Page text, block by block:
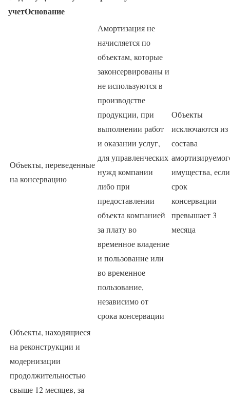
учетОснование
Объекты, переведенные
на консервацию
Амортизация не
начисляется по
объектам, которые
законсервированы и
не используются в
производстве
продукции, при
выполнении работ
и оказании услуг,
для управленческих
нужд компании
либо при
предоставлении
объекта компанией
за плату во
временное владение
и пользование или
во временное
пользование,
независимо от
срока консервации
Объекты
исключаются из
состава
имущества, если
срок
консервации
превышает 3
месяца
Объекты, находящиеся
на реконструкции и
модернизации
продолжительностью
свыше 12 месяцев, за